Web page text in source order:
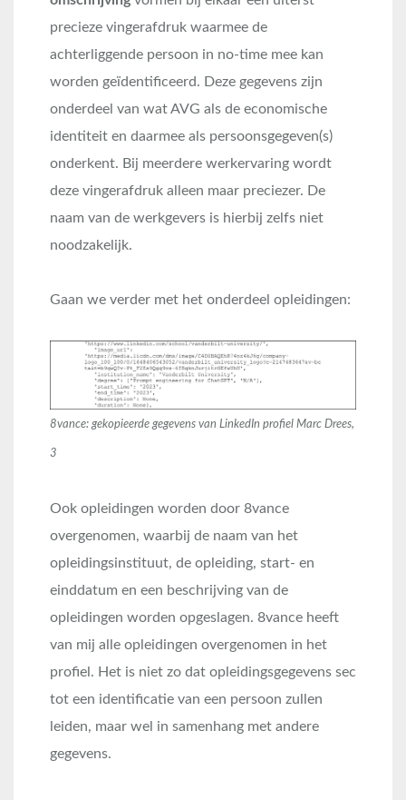
precieze vingerafdruk waarmee de
achterliggende persoon in no-time mee kan
worden geïdentificeerd. Deze gegevens zijn
onderdeel van wat AVG als de economische
identiteit en daarmee als persoonsgegeven(s)
onderkent. Bij meerdere werkervaring wordt
deze vingerafdruk alleen maar preciezer. De
naam van de werkgevers is hierbij zelfs niet
noodzakelijk.
Gaan we verder met het onderdeel opleidingen:
8vance: gekopieerde gegevens van LinkedIn profiel Marc Drees,
3
Ook opleidingen worden door 8vance
overgenomen, waarbij de naam van het
opleidingsinstituut, de opleiding, start- en
einddatum en een beschrijving van de
opleidingen worden opgeslagen. 8vance heeft
van mij alle opleidingen overgenomen in het
profiel. Het is niet zo dat opleidingsgegevens sec
tot een identificatie van een persoon zullen
leiden, maar wel in samenhang met andere
gegevens.